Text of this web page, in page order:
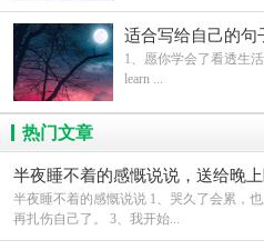
适合写给自己的句
1、愿你学会了看透生
learn ...
热门文章
半夜睡不着的感慨说说，送给晚
半夜睡不着的感慨说说 1、哭久了会累，
再扎伤自己了。 3、我开始...